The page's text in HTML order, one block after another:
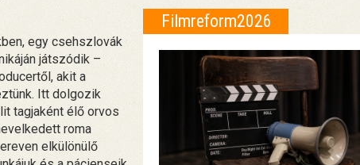
egy csehszlovák
játszódik –
akit a
Itt dolgozik
tagjaként élő orvos
roma
elkülönülő
Filmreform2026